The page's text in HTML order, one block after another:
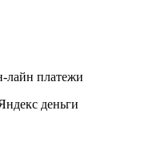
лайн платежи